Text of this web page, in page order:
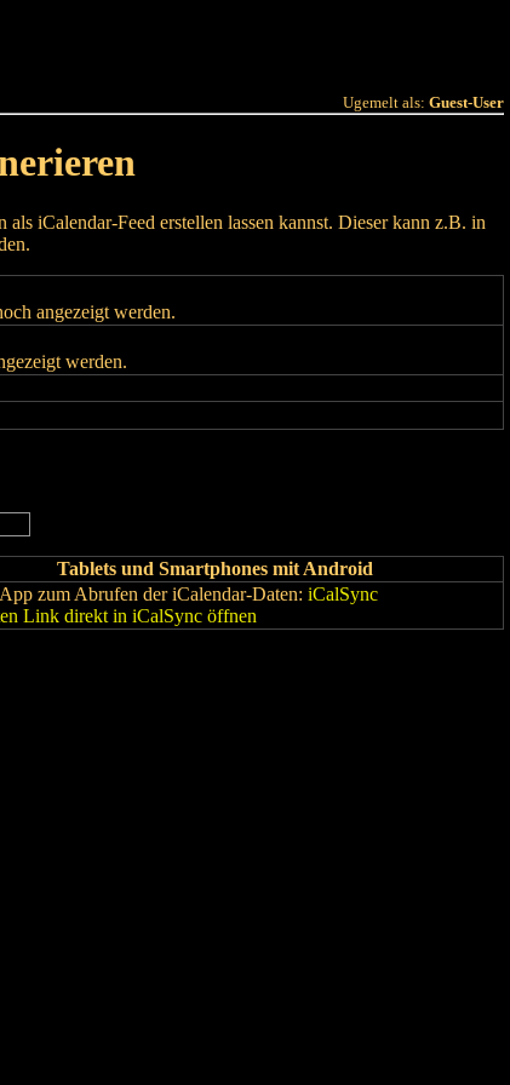
Ugemelt als: Guest-User
iCalendar-Feed erstellen lassen kannst. Dieser kann z.B. in
angezeigt werden.
werden.
Tablets und Smartphones mit Android
zum Abrufen der iCalendar-Daten: iCalSync
Link direkt in iCalSync öffnen